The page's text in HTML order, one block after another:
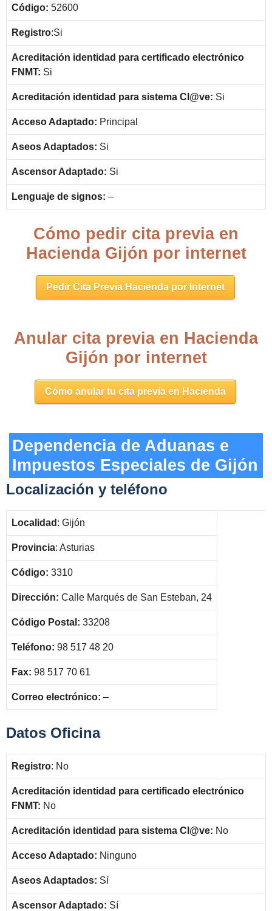
Código: 52600
Registro:Si
Acreditación identidad para certificado electrónico
FNMT: Si
Acreditación identidad para sistema Cl@ve: Si
Acceso Adaptado: Principal
Aseos Adaptados: Si
Ascensor Adaptado: Si
Lenguaje de signos: –
Cómo pedir cita previa en
Hacienda Gijón por internet
Pedir Cita Previa Hacienda por Internet
Anular cita previa en Hacienda
Gijón por internet
Cómo anular tu cita previa en Hacienda
Dependencia de Aduanas e
Impuestos Especiales de Gijón
Localización y teléfono
Localidad : Gijón
Provincia: Asturias
Código: 3310
Dirección: Calle Marqués de San Esteban, 24
Código Postal: 33208
Teléfono: 98 517 48 20
Fax: 98 517 70 61
Correo electrónico: –
Datos Oficina
Registro: No
Acreditación identidad para certificado electrónico
FNMT: No
Acreditación identidad para sistema Cl@ve: No
Acceso Adaptado: Ninguno
Aseos Adaptados: Sí
Ascensor Adaptado: Sí